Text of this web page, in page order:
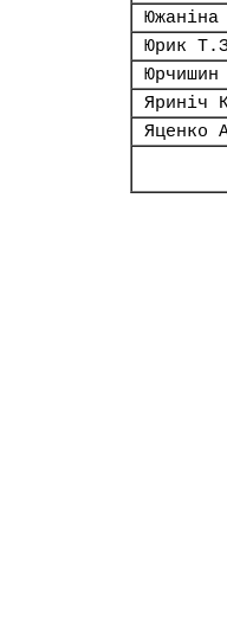
Юрик
Яриніч
Яценко